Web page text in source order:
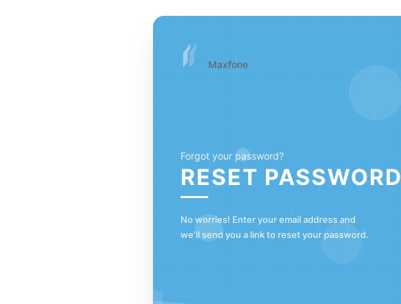
Maxfone
Forgot your password?
RESET PASSWORD
No worries! Enter your email address and
we'll send you a link to reset your password.